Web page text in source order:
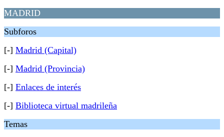
MADRID
Subforos
[-] Madrid (Capital)
[-] Madrid (Provincia)
[-] Enlaces de interés
[-] Biblioteca virtual madrileña
Temas